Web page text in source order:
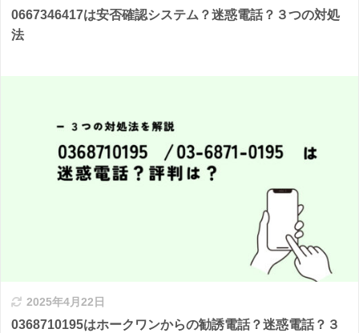
0667346417は安否確認システム？迷惑電話？３つの対処
法
2025年4月22日
0368710195はホークワンからの勧誘電話？迷惑電話？３